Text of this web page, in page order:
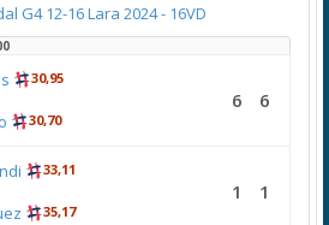
G4 12-16 Lara 2024 - 16VD
30,95
30,70
6 6
33,11
35,17
1 1